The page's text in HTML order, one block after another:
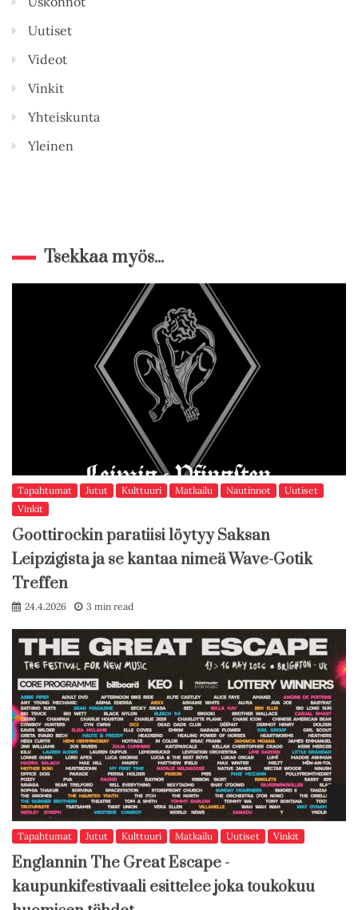
Uutiset
Videot
Vinkit
Yhteiskunta
Yleinen
Tsekkaa myös...
Tapahtumat Jutut Kulttuuri Matkailu Nautinnot
Uutiset
Vinkit
Goottirockin paratiisi löytyy Saksan
Leipzigista ja se kantaa nimeä Wave-Gotik
Treffen
24.4.2026 3 min read
Tapahtumat Jutut Kulttuuri Matkailu Uutiset Vinkit
Englannin The Great Escape -
kaupunkifestivaali esittelee joka toukokuu